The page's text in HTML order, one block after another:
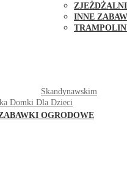
INNE
Skandynawskim
Domki Dla Dzieci
OGRODOWE